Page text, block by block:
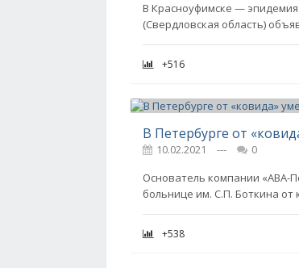
В Красноуфимске —
(Свердловская область)
+516
В Петербурге от
10.02.2021 ---
0
Основатель компании «АВА-
больнице им. С.П. Боткина от
+538